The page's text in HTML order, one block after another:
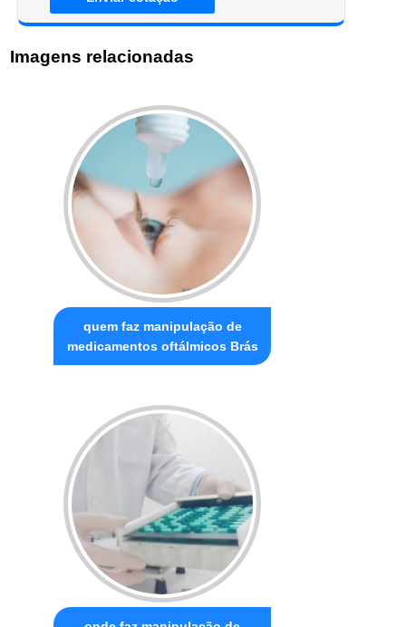
Imagens relacionadas
quem faz manipulação de
medicamentos oftálmicos Brás